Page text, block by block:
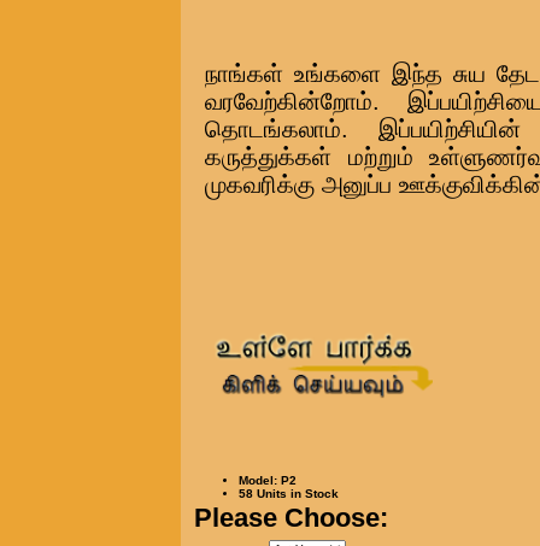
நாங்கள் உங்களை இந்த சுய
வரவேற்கின்றோம்.
தொடங்கலாம்.
கருத்துக்கள் மற்றும்
முகவரிக்கு அனுப்ப
Model: P2
58 Units in Stock
Please Choose: